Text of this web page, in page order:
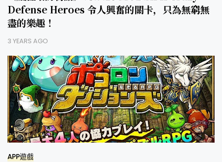
Defense Heroes 令人興奮的關卡，只為無窮無
盡的樂趣！
3 YEARS AGO
APP遊戲